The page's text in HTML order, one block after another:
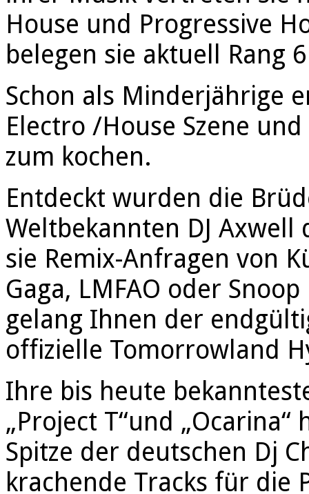
House und Progressive
belegen sie aktuell Rang
Schon als Minderjährige
Electro /House Szene
zum kochen.
Entdeckt wurden die
Weltbekannten DJ Axwell
sie Remix-Anfragen von
Gaga, LMFAO oder
gelang Ihnen der
offizielle Tomorrowland
Ihre bis heute
„Project T“und
Spitze der deutschen Dj
krachende Tracks für die